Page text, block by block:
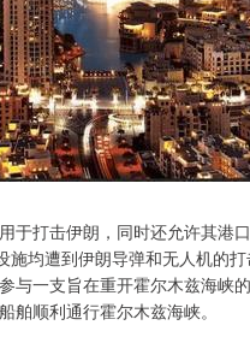
于打击伊朗，同时还允许其港
施均遭到伊朗导弹和无人机的
与一支旨在重开霍尔木兹海峡
舶顺利通行霍尔木兹海峡。